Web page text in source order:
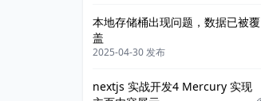
本地存储桶出现问题，数据已被覆
盖
2025-04-30 发布
nextjs 实战开发4 Mercury 实现